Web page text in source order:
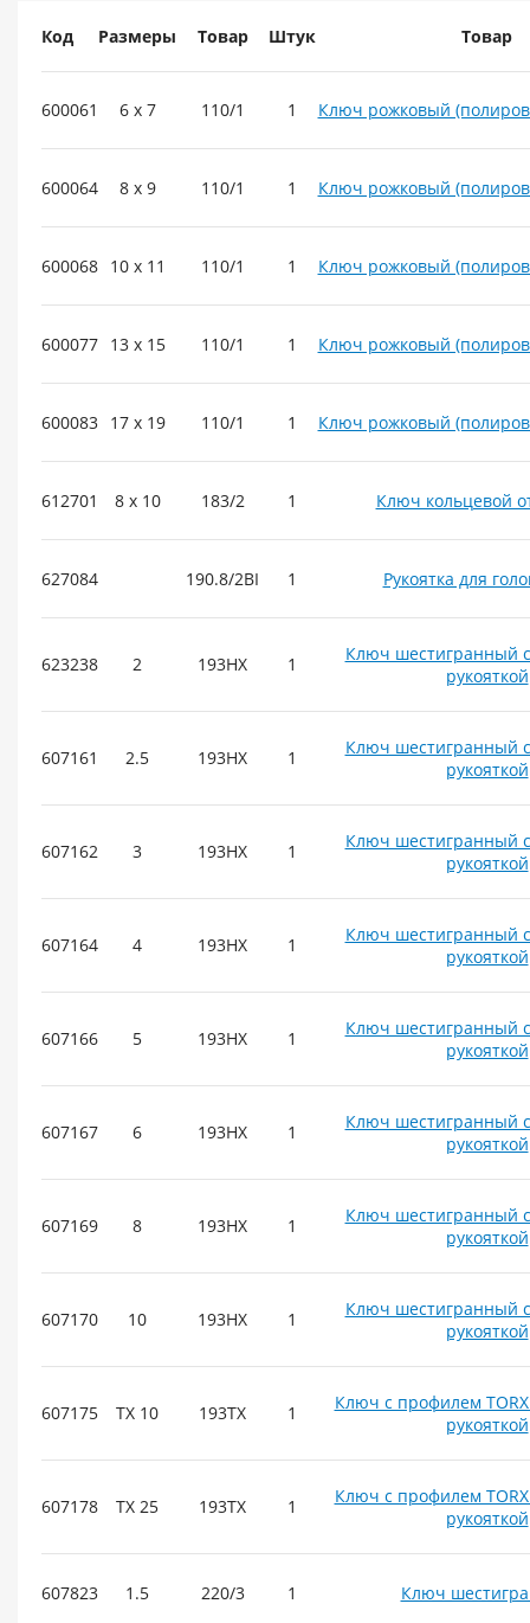
Код Размеры Товар Штук Товар
600061 6 x 7 110/1 1 Ключ рожковый
600064 8 x 9 110/1 1 Ключ рожковый
600068 10 x 11 110/1 1 Ключ рожковый
600077 13 x 15 110/1 1 Ключ рожковый
600083 17 x 19 110/1 1 Ключ рожковый
612701 8 x 10 183/2 1 Ключ кольцевой
627084 190.8/2BI 1 Рукоятка для
623238 2 193HX 1
Ключ шестигранный
рукояткой
607161 2.5 193HX 1
Ключ шестигранный
рукояткой
607162 3 193HX 1
Ключ шестигранный
рукояткой
607164 4 193HX 1
Ключ шестигранный
рукояткой
607166 5 193HX 1
Ключ шестигранный
рукояткой
607167 6 193HX 1
Ключ шестигранный
рукояткой
607169 8 193HX 1
Ключ шестигранный
рукояткой
607170 10 193HX 1
Ключ шестигранный
рукояткой
607175 TX 10 193TX 1
Ключ с профилем
рукояткой
607178 TX 25 193TX 1
Ключ с профилем
рукояткой
607823 1.5 220/3 1 Ключ